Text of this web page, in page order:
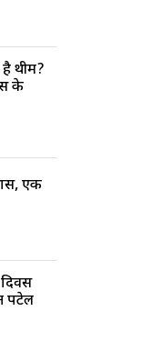
थीम?
के
एक
पटेल